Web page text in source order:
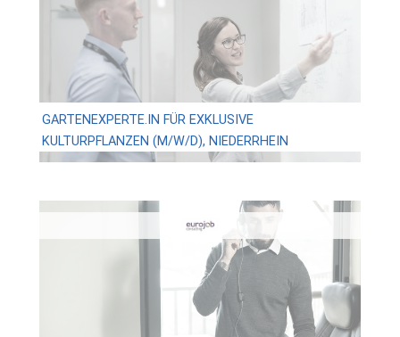
GARTENEXPERTE.IN FÜR EXKLUSIVE
KULTURPFLANZEN (M/W/D), NIEDERRHEIN